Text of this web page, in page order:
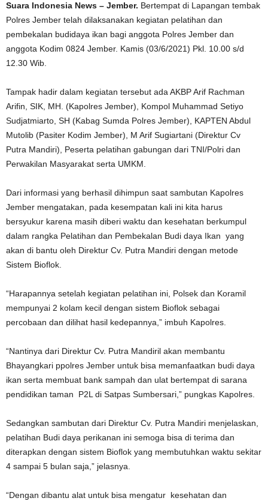
Suara Indonesia News – Jember. Bertempat di Lapangan tembak
Polres Jember telah dilaksanakan kegiatan pelatihan dan
pembekalan budidaya ikan bagi anggota Polres Jember dan
anggota Kodim 0824 Jember. Kamis (03/6/2021) Pkl. 10.00 s/d
12.30 Wib.
Tampak hadir dalam kegiatan tersebut ada AKBP Arif Rachman
Arifin, SIK, MH. (Kapolres Jember), Kompol Muhammad Setiyo
Sudjatmiarto, SH (Kabag Sumda Polres Jember), KAPTEN Abdul
Mutolib (Pasiter Kodim Jember), M Arif Sugiartani (Direktur Cv
Putra Mandiri), Peserta pelatihan gabungan dari TNI/Polri dan
Perwakilan Masyarakat serta UMKM.
Dari informasi yang berhasil dihimpun saat sambutan Kapolres
Jember mengatakan, pada kesempatan kali ini kita harus
bersyukur karena masih diberi waktu dan kesehatan berkumpul
dalam rangka Pelatihan dan Pembekalan Budi daya Ikan yang
akan di bantu oleh Direktur Cv. Putra Mandiri dengan metode
Sistem Bioflok.
“Harapannya setelah kegiatan pelatihan ini, Polsek dan Koramil
mempunyai 2 kolam kecil dengan sistem Bioflok sebagai
percobaan dan dilihat hasil kedepannya,” imbuh Kapolres.
“Nantinya dari Direktur Cv. Putra Mandiril akan membantu
Bhayangkari ppolres Jember untuk bisa memanfaatkan budi daya
ikan serta membuat bank sampah dan ulat bertempat di sarana
pendidikan taman P2L di Satpas Sumbersari,” pungkas Kapolres.
Sedangkan sambutan dari Direktur Cv. Putra Mandiri menjelaskan,
pelatihan Budi daya perikanan ini semoga bisa di terima dan
diterapkan dengan sistem Bioflok yang membutuhkan waktu sekitar
4 sampai 5 bulan saja,” jelasnya.
“Dengan dibantu alat untuk bisa mengatur kesehatan dan